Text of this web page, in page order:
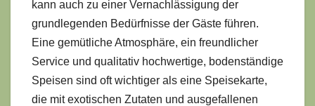
kann auch zu einer Vernachlässigung der
grundlegenden Bedürfnisse der Gäste führen.
Eine gemütliche Atmosphäre, ein freundlicher
Service und qualitativ hochwertige, bodenständige
Speisen sind oft wichtiger als eine Speisekarte,
die mit exotischen Zutaten und ausgefallenen